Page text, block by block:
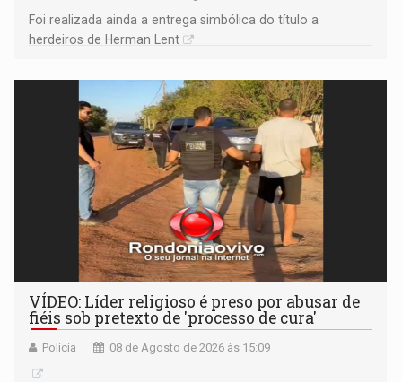
Foi realizada ainda a entrega simbólica do título a
herdeiros de Herman Lent
VÍDEO: Líder religioso é preso por abusar de
fiéis sob pretexto de 'processo de cura'
Polícia 08 de Agosto de 2026 às 15:09